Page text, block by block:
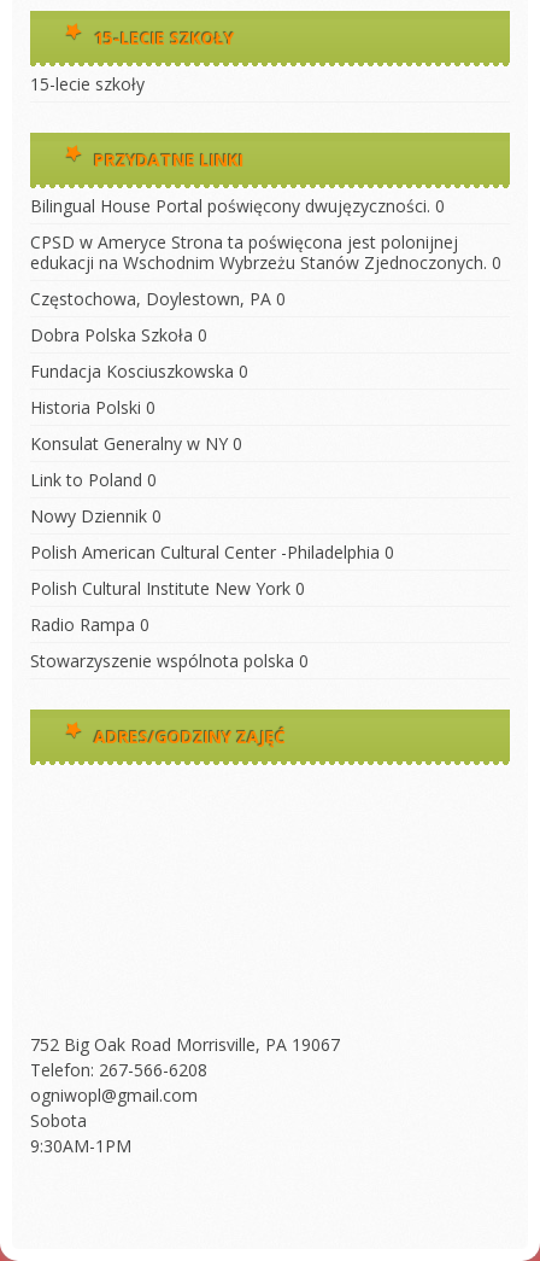
15-LECIE SZKOŁY
15-lecie szkoły
PRZYDATNE LINKI
Bilingual House Portal poświęcony dwujęzyczności. 0
CPSD w Ameryce Strona ta poświęcona jest polonijnej
edukacji na Wschodnim Wybrzeżu Stanów Zjednoczonych. 0
Częstochowa, Doylestown, PA 0
Dobra Polska Szkoła 0
Fundacja Kosciuszkowska 0
Historia Polski 0
Konsulat Generalny w NY 0
Link to Poland 0
Nowy Dziennik 0
Polish American Cultural Center -Philadelphia 0
Polish Cultural Institute New York 0
Radio Rampa 0
Stowarzyszenie wspólnota polska 0
ADRES/GODZINY ZAJĘĆ
752 Big Oak Road Morrisville, PA 19067
Telefon: 267-566-6208
ogniwopl@gmail.com
Sobota
9:30AM-1PM